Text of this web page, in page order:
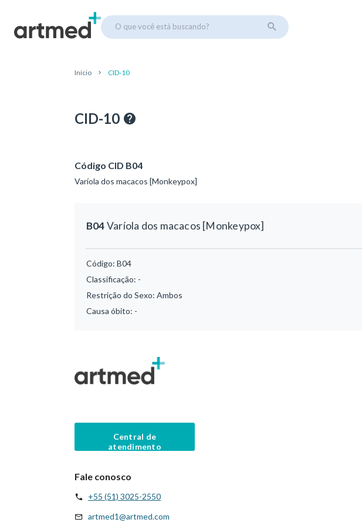
O que você está buscando?
Início CID-10
CID-10
Código CID B04
Varíola dos macacos [Monkeypox]
B04Varíola dos macacos [Monkeypox]
Código: B04
Classificação: -
Restrição do Sexo: Ambos
Causa óbito: -
Central de
atendimento
Fale conosco
+55 (51) 3025-2550
artmed1@artmed.com